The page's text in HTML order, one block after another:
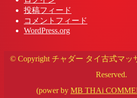
投稿フィード
コメントフィード
WordPress.org
© Copyright チャダー タイ古式マッ
Reserved.
(power by MB THAi